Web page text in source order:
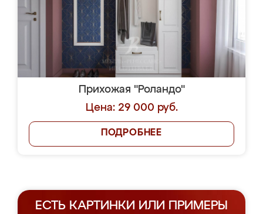
Прихожая "Роландо"
Цена: 29 000 руб.
ПОДРОБНЕЕ
ЕСТЬ КАРТИНКИ ИЛИ ПРИМЕРЫ